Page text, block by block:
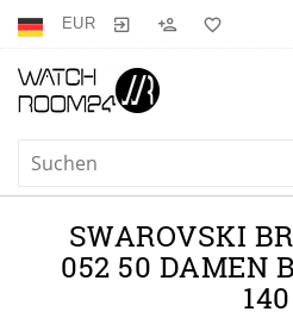
EUR
SWAROVSKI
052 50 DAMEN
140